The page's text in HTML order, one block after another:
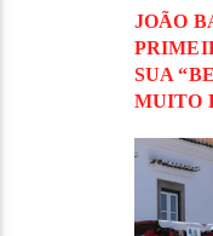
JOÃO
SUA
MUITO